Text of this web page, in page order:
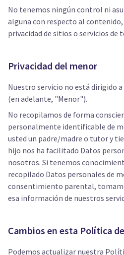
No tenemos ningún control ni
alguna con respecto al
privacidad de sitios o servicios de
Privacidad del menor
Nuestro servicio no está dirigido
(en adelante, "Menor").
No recopilamos de forma
personalmente identificable de
usted un padre/madre o tutor y
hijo nos ha facilitado Datos
nosotros. Si tenemos
recopilado Datos personales de
consentimiento parental,
esa información de nuestros
Cambios en esta Política
Podemos actualizar nuestra